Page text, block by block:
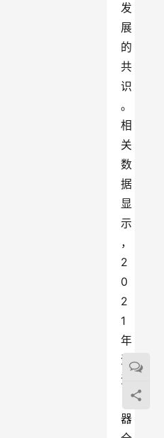
发
展
的
共
识
。
相
关
数
据
显
示
，
2
0
2
1
年
清
洁
电
器